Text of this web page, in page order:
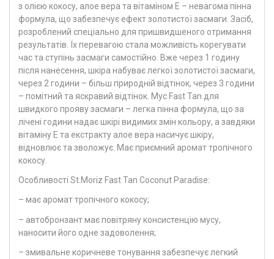
з олією кокосу, алое вера та вітаміном Е – невагома пінна
формула, що забезпечує ефект золотистої засмаги. Засіб,
розроблений спеціально для пришвидшеного отримання
результатів. Їх перевагою стала можливість корегувати
час та ступінь засмаги самостійно. Вже через 1 годину
після нанесення, шкіра набуває легкої золотистої засмаги,
через 2 години – більш природній відтінок, через 3 години
– помітний та яскравий відтінок. Мус Fast Tan для
швидкого прояву засмаги – легка пінна формула, що за
лічені години надає шкірі видимих змін кольору, а завдяки
вітаміну Е та екстракту алое вера насичує шкіру,
відновлює та зволожує. Має приємний аромат тропічного
кокосу.
Особливості St.Moriz Fast Tan Coconut Paradise:
– має аромат тропічного кокосу;
– автобронзант має повітряну консистенцію мусу,
наносити його одне задоволення;
– змивальне коричневе тонування забезпечує легкий